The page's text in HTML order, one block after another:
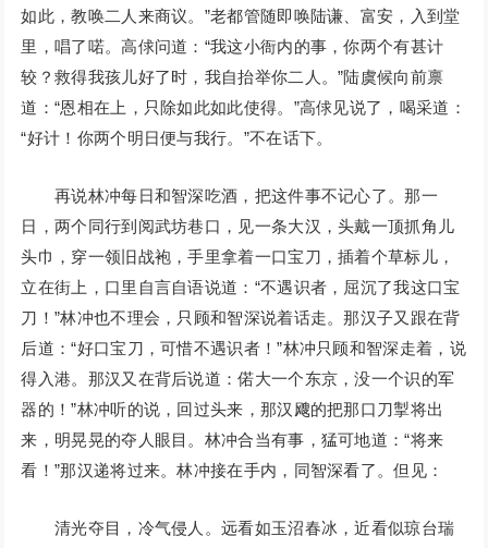
如此，教唤二人来商议。”老都管随即唤陆谦、富安，入到堂
里，唱了喏。高俅问道：“我这小衙内的事，你两个有甚计
较？救得我孩儿好了时，我自抬举你二人。”陆虞候向前禀
道：“恩相在上，只除如此如此使得。”高俅见说了，喝采道：
“好计！你两个明日便与我行。”不在话下。
再说林冲每日和智深吃酒，把这件事不记心了。那一
日，两个同行到阅武坊巷口，见一条大汉，头戴一顶抓角儿
头巾，穿一领旧战袍，手里拿着一口宝刀，插着个草标儿，
立在街上，口里自言自语说道：“不遇识者，屈沉了我这口宝
刀！”林冲也不理会，只顾和智深说着话走。那汉子又跟在背
后道：“好口宝刀，可惜不遇识者！”林冲只顾和智深走着，说
得入港。那汉又在背后说道：偌大一个东京，没一个识的军
器的！”林冲听的说，回过头来，那汉飕的把那口刀掣将出
来，明晃晃的夺人眼目。林冲合当有事，猛可地道：“将来
看！”那汉递将过来。林冲接在手内，同智深看了。但见：
清光夺目，冷气侵人。远看如玉沼春冰，近看似琼台瑞